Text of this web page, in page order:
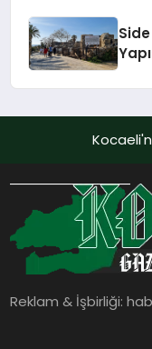
Reklam & İşbirliği: